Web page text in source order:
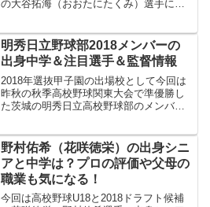
の大谷拓海（おおたにたくみ）選手に注
海選手は最速145kmのを投げるエースで
あり、打って...
明秀日立野球部2018メンバーの
出身中学＆注目選手＆監督情報
2018年選抜甲子園の出場校として今回は
昨秋の秋季高校野球関東大会で準優勝し
た茨城の明秀日立高校野球部のメンバー
秀日立学園高校は茨城県内で上位に進出
してきており、甲子園...
野村佑希（花咲徳栄）の出身シニ
アと中学は？プロの評価や父母の
職業も気になる！
今回は高校野球U18と2018ドラフト候補